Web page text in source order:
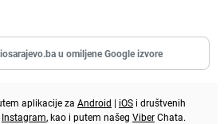
u omiljene Google izvore
aplikacije za Android | iOS i društvenih
Instagram, kao i putem našeg ViberChata.